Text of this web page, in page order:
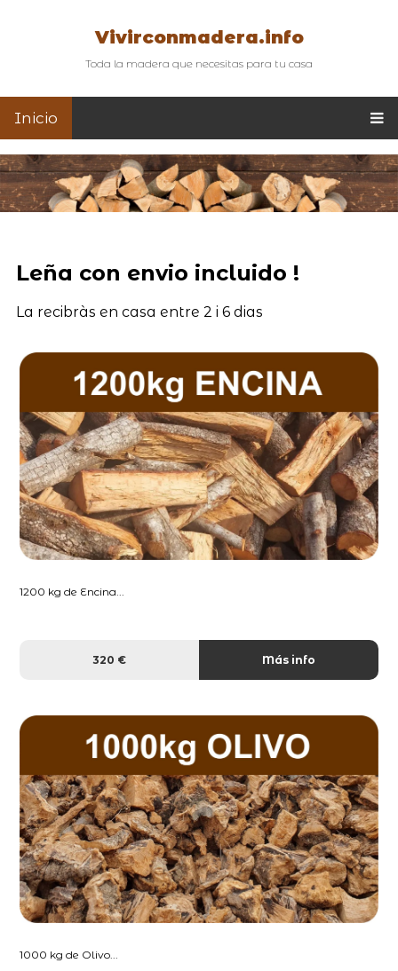
Vivirconmadera.info
Toda la madera que necesitas para tu casa
Inicio
Leña con envio incluido !
La recibràs en casa entre 2 i 6 dias
1200 kg de Encina...
320 € Más info
1000 kg de Olivo...